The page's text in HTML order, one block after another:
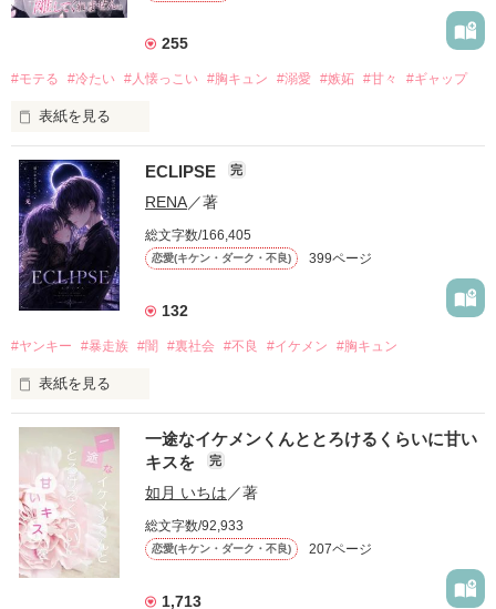
255
#モテる #冷たい #人懐っこい #胸キュン #溺愛 #嫉妬 #甘々 #ギャップ
表紙を見る
「好きだったから、別れを選んだ。」
モテる人を好きになるのが怖かった。
だから私は、中学時代に大好きだった彼を自分から振った。
もう会うことはないと思っていたのに、
高校生になって再会した彼は、隣の学校で”王子様”と呼ばれる
他の女の子には冷たいのに
私にだけ昔と変わらない笑顔を向けてくる。
「澪ちゃん。」
それは止まっていた恋が再び動き始める合図──。
✨.ﾟ･*..☆.｡.:*✨.☆.｡.:. *:ﾟ✨.ﾟ･*..☆.｡.:*✨
ECLIPSE 完
RENA／著
総文字数/166,405
恋愛(キケン・ダーク・不良) 399ページ
132
#ヤンキー #暴走族 #闇 #裏社会 #不良 #イケメン #胸キュン
表紙を見る
表紙画像はAIです
作品を読む
一途なイケメンくんととろけるくらいに甘い
キスを
完
如月 いちは ／著
総文字数/92,933
恋愛(キケン・ダーク・不良) 207ページ
1,713